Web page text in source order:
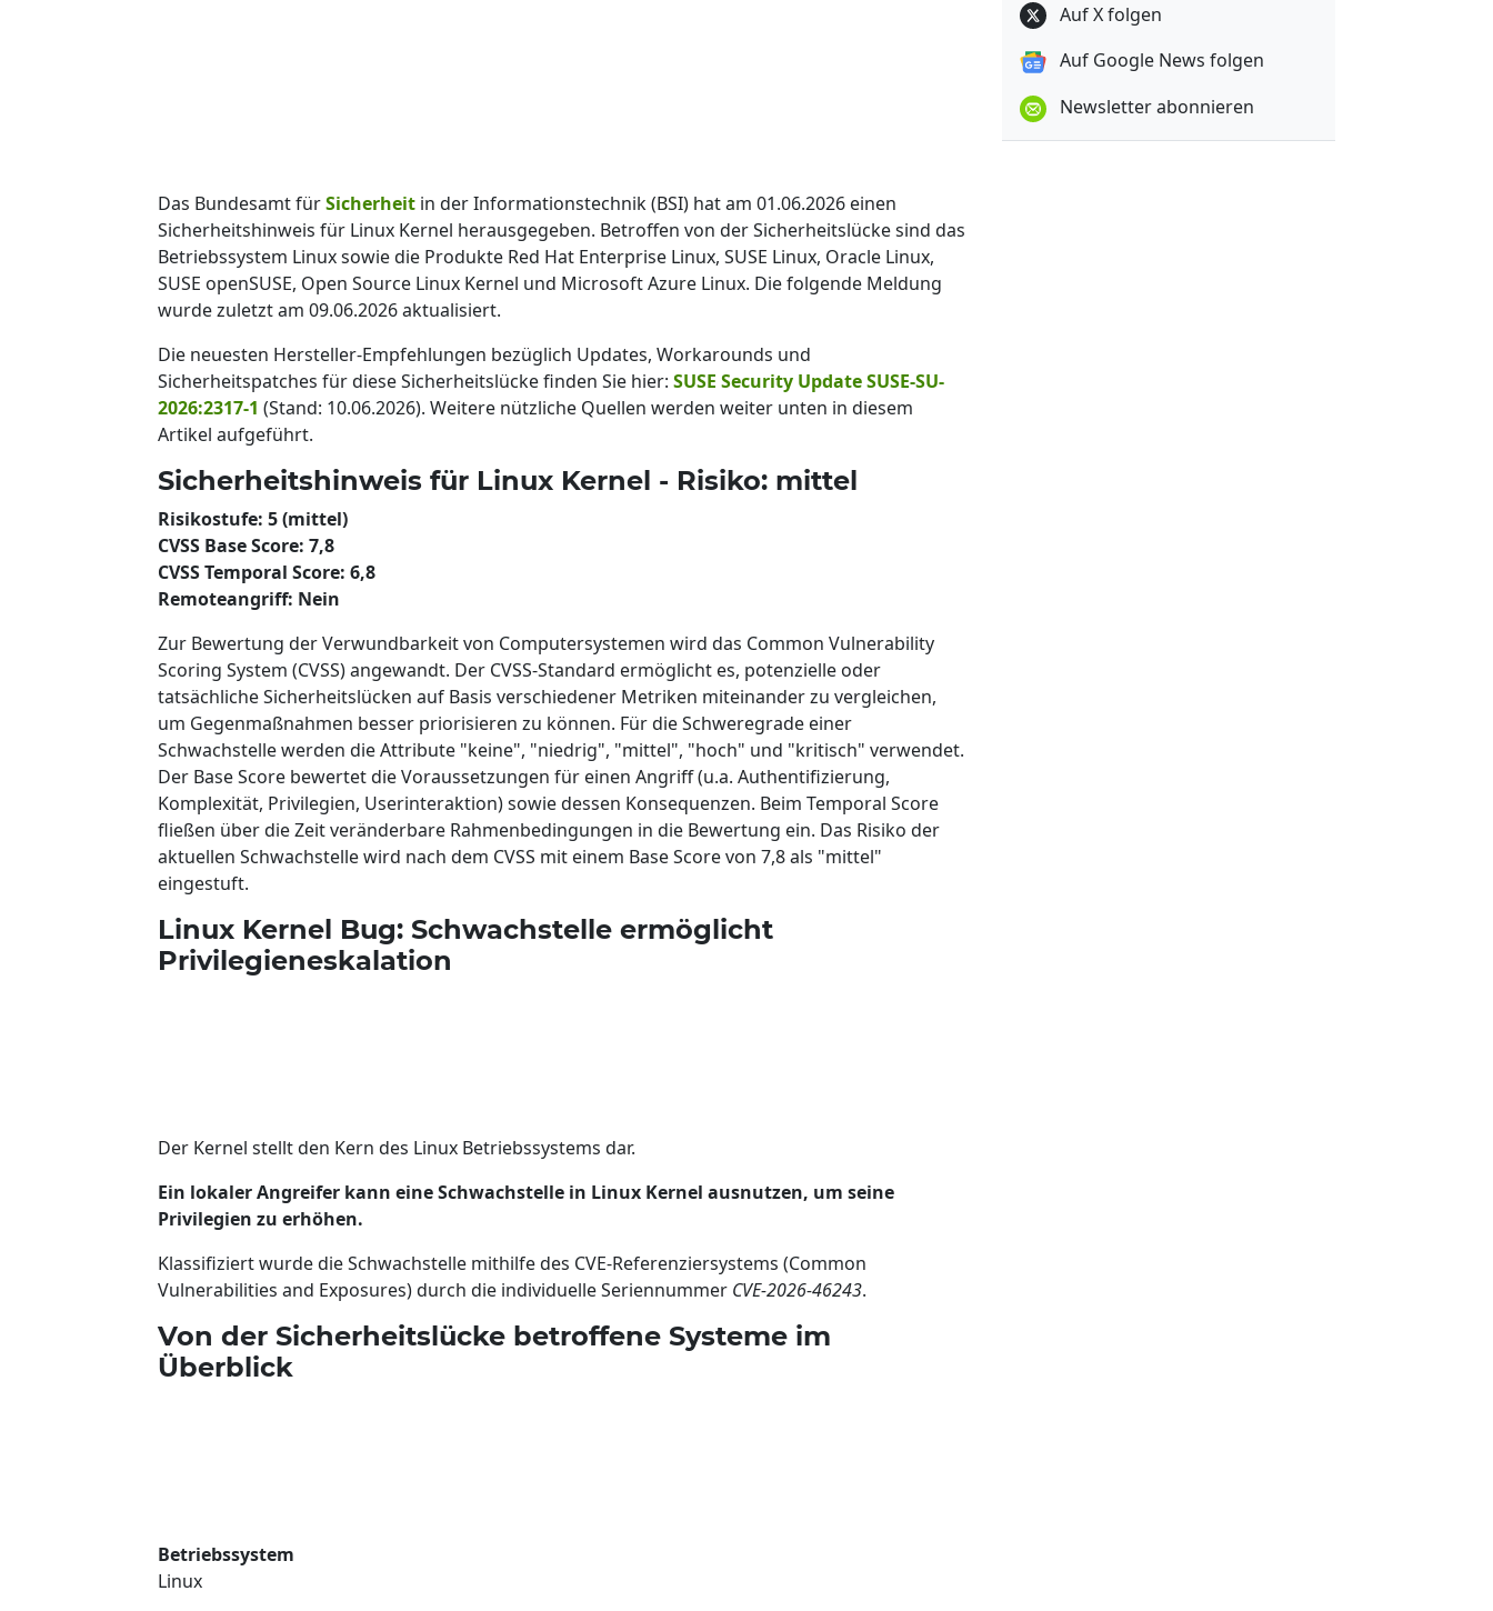
Das Bundesamt fürSicherheit in der Informationstechnik (BSI) hat am 01.06.2026 einen
Sicherheitshinweis für Linux Kernel herausgegeben. Betroffen von der Sicherheitslücke sind das
Betriebssystem Linux sowie die Produkte Red Hat Enterprise Linux, SUSE Linux, Oracle Linux,
SUSE openSUSE, Open Source Linux Kernel und Microsoft Azure Linux. Die folgende Meldung
wurde zuletzt am 09.06.2026 aktualisiert.
Die neuesten Hersteller-Empfehlungen bezüglich Updates, Workarounds und
Sicherheitspatches für diese Sicherheitslücke finden Sie hier: SUSE Security Update SUSE-SU-
2026:2317-1 (Stand: 10.06.2026). Weitere nützliche Quellen werden weiter unten in diesem
Artikel aufgeführt.
Sicherheitshinweis für Linux Kernel - Risiko: mittel
Risikostufe: 5 (mittel)
CVSS Base Score: 7,8
CVSS Temporal Score: 6,8
Remoteangriff: Nein
Zur Bewertung der Verwundbarkeit von Computersystemen wird das Common Vulnerability
Scoring System (CVSS) angewandt. Der CVSS-Standard ermöglicht es, potenzielle oder
tatsächliche Sicherheitslücken auf Basis verschiedener Metriken miteinander zu vergleichen,
um Gegenmaßnahmen besser priorisieren zu können. Für die Schweregrade einer
Schwachstelle werden die Attribute "keine", "niedrig", "mittel", "hoch" und "kritisch" verwendet.
Der Base Score bewertet die Voraussetzungen für einen Angriff (u.a. Authentifizierung,
Komplexität, Privilegien, Userinteraktion) sowie dessen Konsequenzen. Beim Temporal Score
fließen über die Zeit veränderbare Rahmenbedingungen in die Bewertung ein. Das Risiko der
aktuellen Schwachstelle wird nach dem CVSS mit einem Base Score von 7,8 als "mittel"
eingestuft.
Linux Kernel Bug: Schwachstelle ermöglicht
Privilegieneskalation
Der Kernel stellt den Kern des Linux Betriebssystems dar.
Ein lokaler Angreifer kann eine Schwachstelle in Linux Kernel ausnutzen, um seine
Privilegien zu erhöhen.
Klassifiziert wurde die Schwachstelle mithilfe des CVE-Referenziersystems (Common
Vulnerabilities and Exposures) durch die individuelle Seriennummer CVE-2026-46243.
Von der Sicherheitslücke betroffene Systeme im
Überblick
Betriebssystem
Linux
Auf X folgen
Auf Google News folgen
Newsletter abonnieren